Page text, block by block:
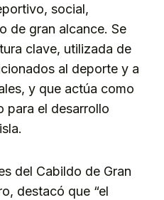
social,
de gran alcance. Se
clave, utilizada de
al deporte y a
y que actúa como
para el desarrollo
del Cabildo de Gran
destacó que “el